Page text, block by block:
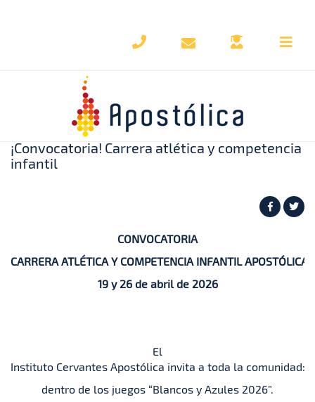
Regresar al blog
¡Convocatoria! Carrera atlética y competencia
infantil
CONVOCATORIA
CARRERA ATLÉTICA Y COMPETENCIA INFANTIL APOSTÓLICA
19 y 26 de abril de 2026
El
Instituto Cervantes Apostólica invita a toda la comunidad:
dentro de los juegos “Blancos y Azules 2026”.